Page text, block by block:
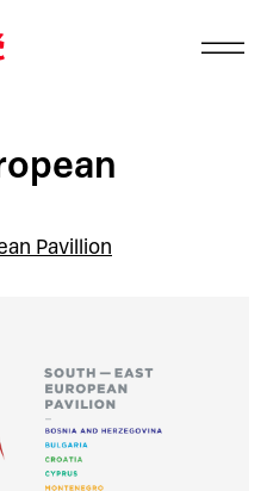
Pavillion